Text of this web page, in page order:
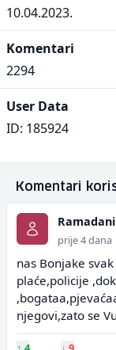
10.04.2023.
Komentari
2294
User Data
ID: 185924
Komentari
Ramadani
prije 4 dana
nas Bonjake
plaće,policije
njegovi,zato se